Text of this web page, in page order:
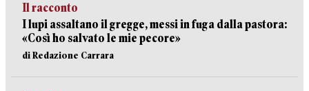
Il racconto
I lupi assaltano il gregge, messi in fuga dalla pastora:
«Così ho salvato le mie pecore»
di Redazione Carrara